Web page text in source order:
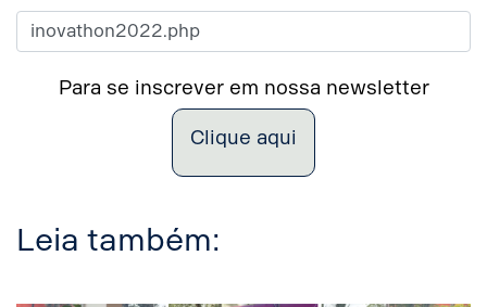
Para se inscrever em nossa newsletter
Clique aqui
Leia também: